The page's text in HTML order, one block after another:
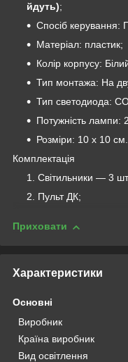
йдуть);
Спосіб керування:
Матеріал: пластик;
Колір корпусу:
Тип монтажа: На
Тип светодиода:
Потужність лампи:
Розміри: 10 х 10 см.
Комплектація
Світильники — 3
Пульт ДК;
Приховати
Характеристики
Основні
Виробник
Країна виробник
Вид освітлення